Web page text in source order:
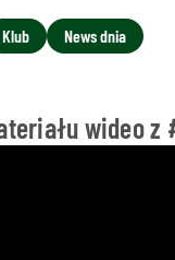
Klub News dnia
wideo z